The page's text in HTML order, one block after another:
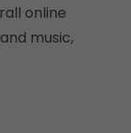
online
music,